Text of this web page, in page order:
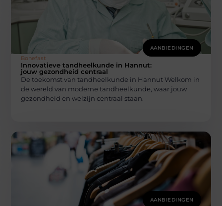
AANBIEDINGEN
Bonefast
Innovatieve tandheelkunde in Hannut:
jouw gezondheid centraal
De toekomst van tandheelkunde in Hannut Welkom in
de wereld van moderne tandheelkunde, waar jouw
gezondheid en welzijn centraal staan.
AANBIEDINGEN